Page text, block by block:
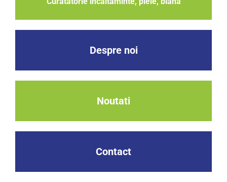
Despre noi
Noutati
Contact